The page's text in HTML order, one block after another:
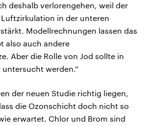
deshalb verlorengehen, weil der
in der unteren
Modellrechnungen lassen das
also auch andere
Aber die Rolle von Jod sollte in
werden.“
der neuen Studie richtig liegen,
die Ozonschicht doch nicht so
erwartet. Chlor und Brom sind